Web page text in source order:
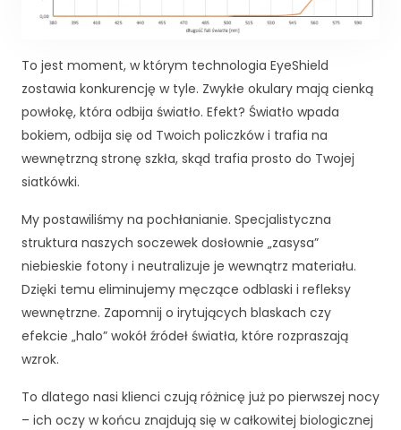
To jest moment, w którym technologia EyeShield
zostawia konkurencję w tyle. Zwykłe okulary mają cienką
powłokę, która odbija światło. Efekt? Światło wpada
bokiem, odbija się od Twoich policzków i trafia na
wewnętrzną stronę szkła, skąd trafia prosto do Twojej
siatkówki.
My postawiliśmy na pochłanianie. Specjalistyczna
struktura naszych soczewek dosłownie „zasysa”
niebieskie fotony i neutralizuje je wewnątrz materiału.
Dzięki temu eliminujemy męczące odblaski i refleksy
wewnętrzne. Zapomnij o irytujących blaskach czy
efekcie „halo” wokół źródeł światła, które rozpraszają
wzrok.
To dlatego nasi klienci czują różnicę już po pierwszej nocy
– ich oczy w końcu znajdują się w całkowitej biologicznej